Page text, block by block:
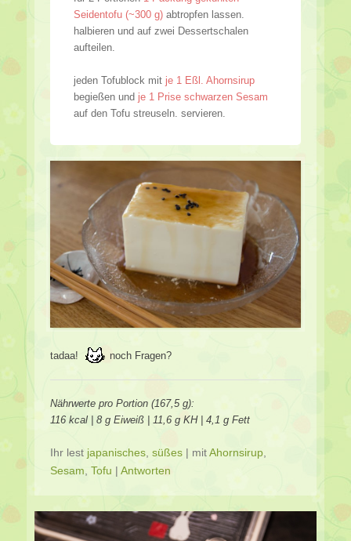
Seidentofu (~300 g) abtropfen lassen.
halbieren und auf zwei Dessertschalen
aufteilen.
jeden Tofublock mit je 1 Eßl. Ahornsirup
begießen und je 1 Prise schwarzen Sesam
auf den Tofu streuseln. servieren.
tadaa! noch Fragen?
Nährwerte pro Portion (167,5 g):
116 kcal | 8 g Eiweiß | 11,6 g KH | 4,1 g Fett
Ihr lest japanisches, süßes | mitAhornsirup,
Sesam, Tofu | Antworten